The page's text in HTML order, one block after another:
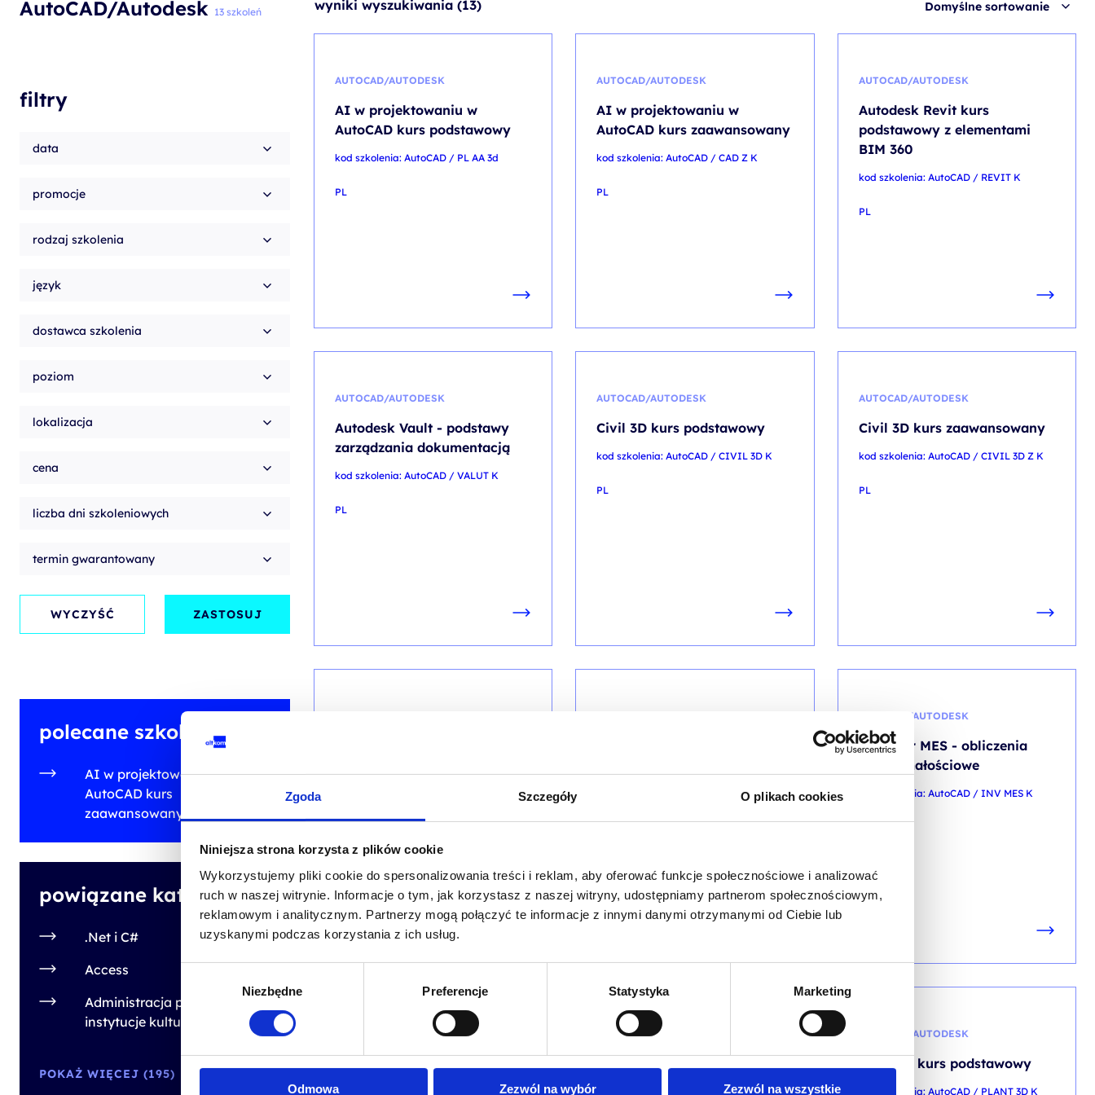
Zgoda Szczegóły O plikach cookies
Niniejsza strona korzysta z plików cookie
Wykorzystujemy pliki cookie do spersonalizowania treści i reklam, aby oferować funkcje społecznościowe i analizować
ruch w naszej witrynie. Informacje o tym, jak korzystasz z naszej witryny, udostępniamy partnerom społecznościowym,
reklamowym i analitycznym. Partnerzy mogą połączyć te informacje z innymi danymi otrzymanymi od Ciebie lub
uzyskanymi podczas korzystania z ich usług.
Niezbędne Preferencje Statystyka Marketing
Odmowa Zezwól na wybór Zezwól na wszystkie
szkolenia Broadcom
AutoCAD/Autodesk 13 szkoleń
filtry
data
promocje
rodzaj szkolenia
język
dostawca szkolenia
poziom
lokalizacja
cena
liczba dni szkoleniowych
termin gwarantowany
WYCZYŚĆ ZASTOSUJ
polecane szkolenia
AI w projektowaniu w
AutoCAD kurs
zaawansowany
powiązane kategorie
.Net i C#
Access
Administracja publiczna,
instytucje kultury
POKAŻ WIĘCEJ (195)
wyniki wyszukiwania (13) Domyślne sortowanie
AUTOCAD/AUTODESK
AI w projektowaniu w
AutoCAD kurs podstawowy
kod szkolenia: AutoCAD / PL AA 3d
PL
AUTOCAD/AUTODESK
AI w projektowaniu w
AutoCAD kurs zaawansowany
kod szkolenia: AutoCAD / CAD Z K
PL
AUTOCAD/AUTODESK
Autodesk Revit kurs
podstawowy z elementami
BIM 360
kod szkolenia: AutoCAD / REVIT K
PL
AUTOCAD/AUTODESK
Autodesk Vault - podstawy
zarządzania dokumentacją
kod szkolenia: AutoCAD / VALUT K
PL
AUTOCAD/AUTODESK
Civil 3D kurs podstawowy
kod szkolenia: AutoCAD / CIVIL 3D K
PL
AUTOCAD/AUTODESK
Civil 3D kurs zaawansowany
kod szkolenia: AutoCAD / CIVIL 3D Z K
PL
kod szkolenia: AutoCAD / INV K kod szkolenia: AutoCAD / INV Z K
AUTOCAD/AUTODESK
Inventor MES - obliczenia
wytrzymałościowe
kod szkolenia: AutoCAD / INV MES K
AUTOCAD/AUTODESK
kod szkolenia: AutoCAD / MAP 3D K
AUTOCAD/AUTODESK
kod szkolenia: AutoCAD / MAP 3D Z K
AUTOCAD/AUTODESK
Plant 3D kurs podstawowy
kod szkolenia: AutoCAD / PLANT 3D K